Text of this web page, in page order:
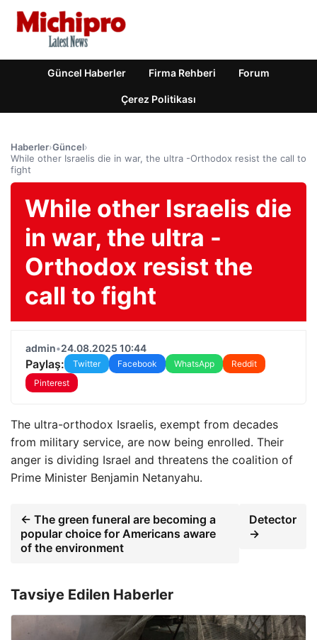
Güncel Haberler Firma Rehberi Forum
Çerez Politikası
Haberler›Güncel›
While other Israelis die in war, the ultra -Orthodox resist the call to
fight
While other Israelis die
in war, the ultra -
Orthodox resist the
call to fight
admin•24.08.2025 10:44
Paylaş: Twitter Facebook WhatsApp
Reddit
Pinterest
The ultra-orthodox Israelis, exempt from decades
from military service, are now being enrolled. Their
anger is dividing Israel and threatens the coalition of
Prime Minister Benjamin Netanyahu.
← The green funeral are becoming a
popular choice for Americans aware
of the environment
Detector
→
Tavsiye Edilen Haberler